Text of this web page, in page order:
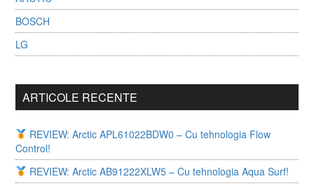
BOSCH
LG
ARTICOLE RECENTE
REVIEW: Arctic APL61022BDW0 – Cu tehnologia Flow
Control!
REVIEW: Arctic AB91222XLW5 – Cu tehnologia Aqua Surf!